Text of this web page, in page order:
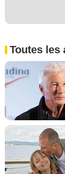
Toutes les